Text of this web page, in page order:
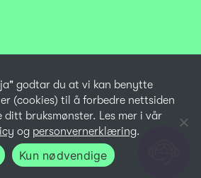
om deg slik at vi kan ta
Du kan lese mer i vår
og Cookie Policy
godtar du at vi kan benytte
(cookies) til å forbedre nettsiden
ditt bruksmønster. Les mer i vår
og personvernerklæring.
Kun nødvendige